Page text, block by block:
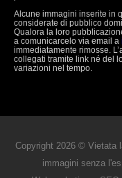
Alcune immagini inserite in
considerate di pubblico
Qualora la loro
a comunicarcelo via email a
immediatamente rimosse.
collegati tramite link né del
variazioni nel tempo.
Copyright 2026 © Vietata
immagini senza